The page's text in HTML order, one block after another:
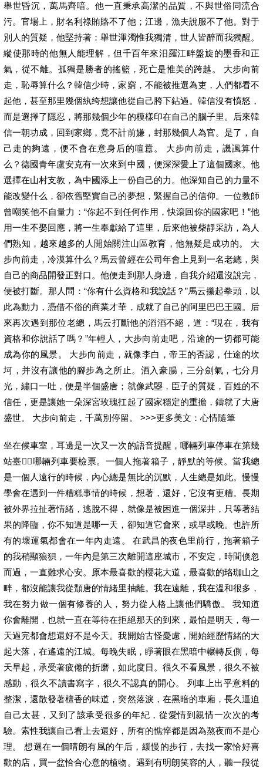
舉世昏沉，萬馬齊喑。他一直秉承高潔的品質，不與世俗同流合
污。官場上，財名利祿賄賂不了他；江邊，漁夫說服不了他。對于
別人的質疑，他堅持著：舉世渾濁惟我獨清，世人皆醉而我獨醒。
縱使那時的他無人能理解，但千百年來汨羅江畔盤旋的墨香和正
氣，從不離。孤獨是勝者的搖籃，死亡是惟美的跨越。 大步向前
走，恥辱算什么？韓信少時，家窮，不能被推選為吏，人們都看不
起他，甚至那里幾個紈绔想讓他從自己胯下鉆過。韓信沒有憤怒，
而是選擇了隱忍，將那幾個少年的模樣印在自己的腦子里。后來韓
信一朝功成，回到家鄉，竟不計前嫌，封那幾個人為官。是了，自
己走的夠遠，便不會在意身后的喧囂。 大步向前走，譏諷算什
么？德國青年盧安克有一次來到中國，便深深愛上了這個國家。他
選擇在山村支教，為中國添上一份自己的力。他深知自己的力量不
能改變什么，卻依舊堅實自己的夢想，緊握自己的信仰。一位教師
曾嘲笑他不自量力：“你起不到任何作用，快滾回你的國家吧！”他
用一生不娶回應，將一生奉獻給了這里，后來他被柴靜采訪，為人
們熟知，越來越多的人開始關注山區教育，他無疑是成功的。 大
步向前走，冷漠算什么？馬云曾經在公司年會上見到一名老總，與
自己的商品開發正對口。他便走到那人身邊，自我介紹還沒說完，
便被打斷。那人問：“你有什么資格和我說話？”馬云攥起拳頭，以
此為動力，憑借不俗的商業才華，成就了自己的阿里巴巴王國。后
來再次遇到那位老總，馬云打斷他的滔滔不絕，道：“現在，我有
資格和你說話了嗎？”年輕人，大步向前走吧，沿途的一切都可能
成為你的風景。 大步向前走，就像李白，帝王的否認，仕途的坎
坷，并沒有讓他的腳步為之所止。酒入豪腸，三分劍氣，七分月
光，繡口一吐，便是半個盛唐；就像武曌，臣子的質疑，百姓的不
信任，更是讓她一朵深宮玫瑰扛起了國家穩定的重擔，鑄就了大唐
盛世。 大步向前走，千萬別停留。 >>>更多美文：心情隨筆
坐在候車室，耳邊是一次又一次的語音提醒，哪輛列車停車在第幾
站臺，哪輛列車要檢票。一個人拖著箱子，靜默的等候。當我總
是一個人遠行的時候，內心總是無比的沉默，人生總是如此。慢慢
學會在遇到一件糟糕事情的時候，想著，還好，它沒有更糟。長期
被外界拉扯著情緒，逃脫不得，就像是被困進一個深井，只等著結
果的降臨，你不知道是哪一天，卻知道它會來，或早或晚。也許所
有的壞運氣都會在一年內走遠。 在武昌的夜色里前行，拖著箱子
的我稍顯狼狽，一年內是第三次離開這座城市，不安定，時間倏忽
而過，一直難求心安。原本最喜歡的櫻花大道，最喜歡的珞珈山之
畔，都沒能讓我從頹唐的情緒里抽離。我在遠離，我在溫和很多，
我在努力做一個有修養的人，努力從人格上讓他們驕傲。 我知道
你會離開，也就一直在等待在拒絕那天的到來，最怕是明天，每一
天過完都會想還好不是今天。我開始古怪憂慮，開始經歷情緒的大
起大落，在遙遠的江城。每晚失眠，睜著眼在黑暗中輾轉反側，每
天早起，承受著疲倦的折磨，如此度日。很久不看風景，很久不被
感動，很久不讀書寫字，很久不認真的開心。 列車上出乎意料的
整潔，還散發著檀香的味道，突然落淚，在黑暗的車廂，長久逼迫
自己太甚，又到了該承受很多的年紀，從愛情到親情一次次的考
驗。索性我讓自己看上去還好，所有的憔悴都是因為熬夜而不是心
理。 想選在一個晴朗有風的午后，緩慢的步行，去找一家恰好喜
歡的店，買一盆恰合心意的植物。遇到有明朗笑容的人，聽一段從